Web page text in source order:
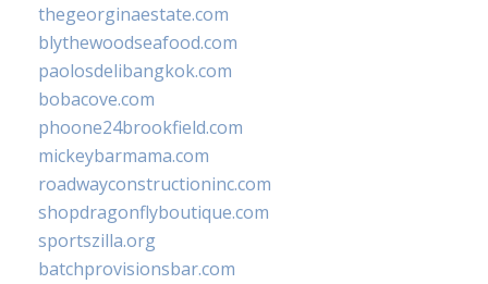
thegeorginaestate.com
blythewoodseafood.com
paolosdelibangkok.com
bobacove.com
phoone24brookfield.com
mickeybarmama.com
roadwayconstructioninc.com
shopdragonflyboutique.com
sportszilla.org
batchprovisionsbar.com